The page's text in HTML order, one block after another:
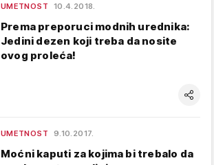
UMETNOST 10.4.2018.
Prema preporuci modnih urednika:
Jedini dezen koji treba da nosite
ovog proleća!
UMETNOST 9.10.2017.
Moćni kaputi za kojima bi trebalo da